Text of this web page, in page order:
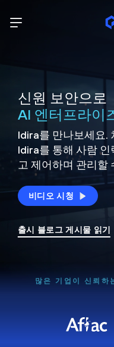
신원 보안으로
AI 엔터프라이
Idira를 만나보세요.
Idira를 통해 사람
고 제어하며 관리할
비디오 시청
출시 블로그 게시물 읽기
많은 기업이 신뢰